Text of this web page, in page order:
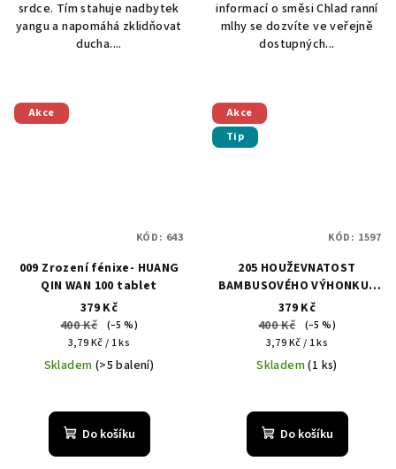
srdce. Tím stahuje nadbytek
yangu a napomáhá zklidňovat
ducha....
informací o směsi Chlad ranní
mlhy se dozvíte ve veřejně
dostupných...
Akce
009 Zrození fénixe- HUANG
QIN WAN 100 tablet
379 Kč
400 Kč
(–5 %)
Měrná
cena:
3,79 Kč / 1 ks
Skladem (>5 balení)
Do košíku
KÓD: 643
Akce
Tip
205 HOUŽEVNATOST
BAMBUSOVÉHO VÝHONKU®
JIN GU DIE SHANG WAN -
XLC30g
379 Kč
400 Kč
(–5 %)
Měrná
cena:
3,79 Kč / 1 ks
Skladem(1 ks)
Do košíku
KÓD: 1597